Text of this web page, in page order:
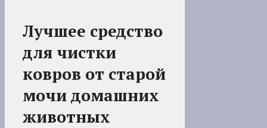
Лучшее средство
для чистки
ковров от старой
мочи домашних
животных